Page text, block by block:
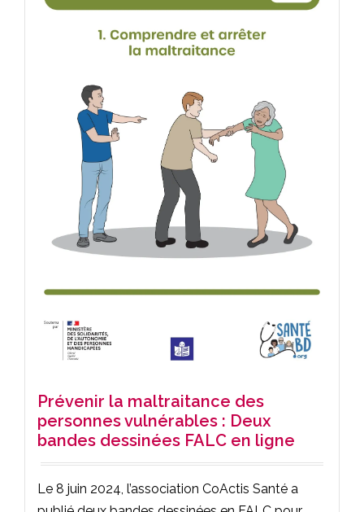
Prévenir la maltraitance des
personnes vulnérables : Deux
bandes dessinées FALC en ligne
Le 8 juin 2024, l’association CoActis Santé a